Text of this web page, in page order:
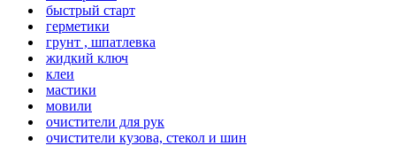
быстрый старт
герметики
грунт , шпатлевка
жидкий ключ
клеи
мастики
мовили
очистители для рук
очистители кузова, стекол и шин